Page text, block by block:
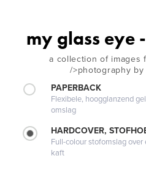
my glass eye
a collection of images
/>photography
PAPERBACK
Flexibele, hoogglanzend
omslag
HARDCOVER,
Full-colour stofomslag over
kaft